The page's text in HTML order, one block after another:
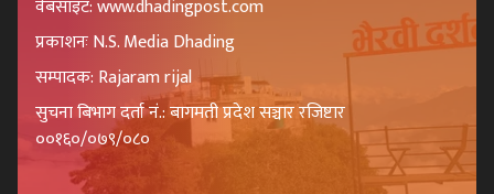
वेबसाइट: www.dhadingpost.com
प्रकाशनः N.S. Media Dhading
सम्पादक: Rajaram rijal
सुचना बिभाग दर्ता नं.: बागमती प्रदेश सञ्चार रजिष्टार
००१६०/०७९/०८०